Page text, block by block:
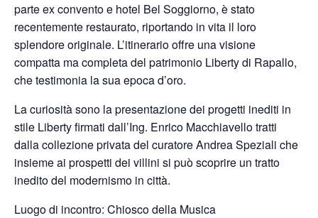
parte ex convento e hotel Bel Soggiorno, è stato
recentemente restaurato, riportando in vita il loro
splendore originale. L’itinerario offre una visione
compatta ma completa del patrimonio Liberty di Rapallo,
che testimonia la sua epoca d’oro.
La curiosità sono la presentazione dei progetti inediti in
stile Liberty firmati dall’Ing. Enrico Macchiavello tratti
dalla collezione privata del curatore Andrea Speziali che
insieme ai prospetti dei villini si può scoprire un tratto
inedito del modernismo in città.
Luogo di incontro: Chiosco della Musica